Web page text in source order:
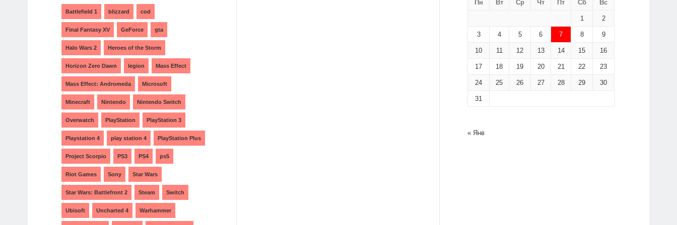
Battlefield 1 blizzard cod
Final Fantasy XV GeForce gta
Halo Wars 2 Heroes of the Storm
Horizon Zero Dawn legion Mass Effect
Mass Effect: Andromeda Microsoft
Minecraft Nintendo Nintendo Switch
Overwatch PlayStation PlayStation 3
Playstation 4 play station 4 PlayStation Plus
Project Scorpio PS3 PS4 ps5
Riot Games Sony Star Wars
Star Wars: Battlefront 2 Steam Switch
Ubisoft Uncharted 4 Warhammer
Пн
Вт Ср Чт Пт Сб Вс
1 2
3 4 5 6 7 8 9
10 11 12 13 14 15 16
17 18 19 20 21 22 23
24 25 26 27 28 29 30
31
« Янв